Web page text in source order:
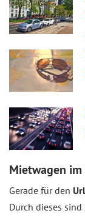
Mietwagen
Gerade für den
Durch dieses